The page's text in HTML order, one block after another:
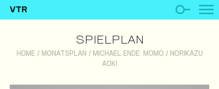
VTR
SPIELPLAN
HOME / MONATSPLAN / MICHAEL ENDE: MOMO / NORIKAZU
AOKI